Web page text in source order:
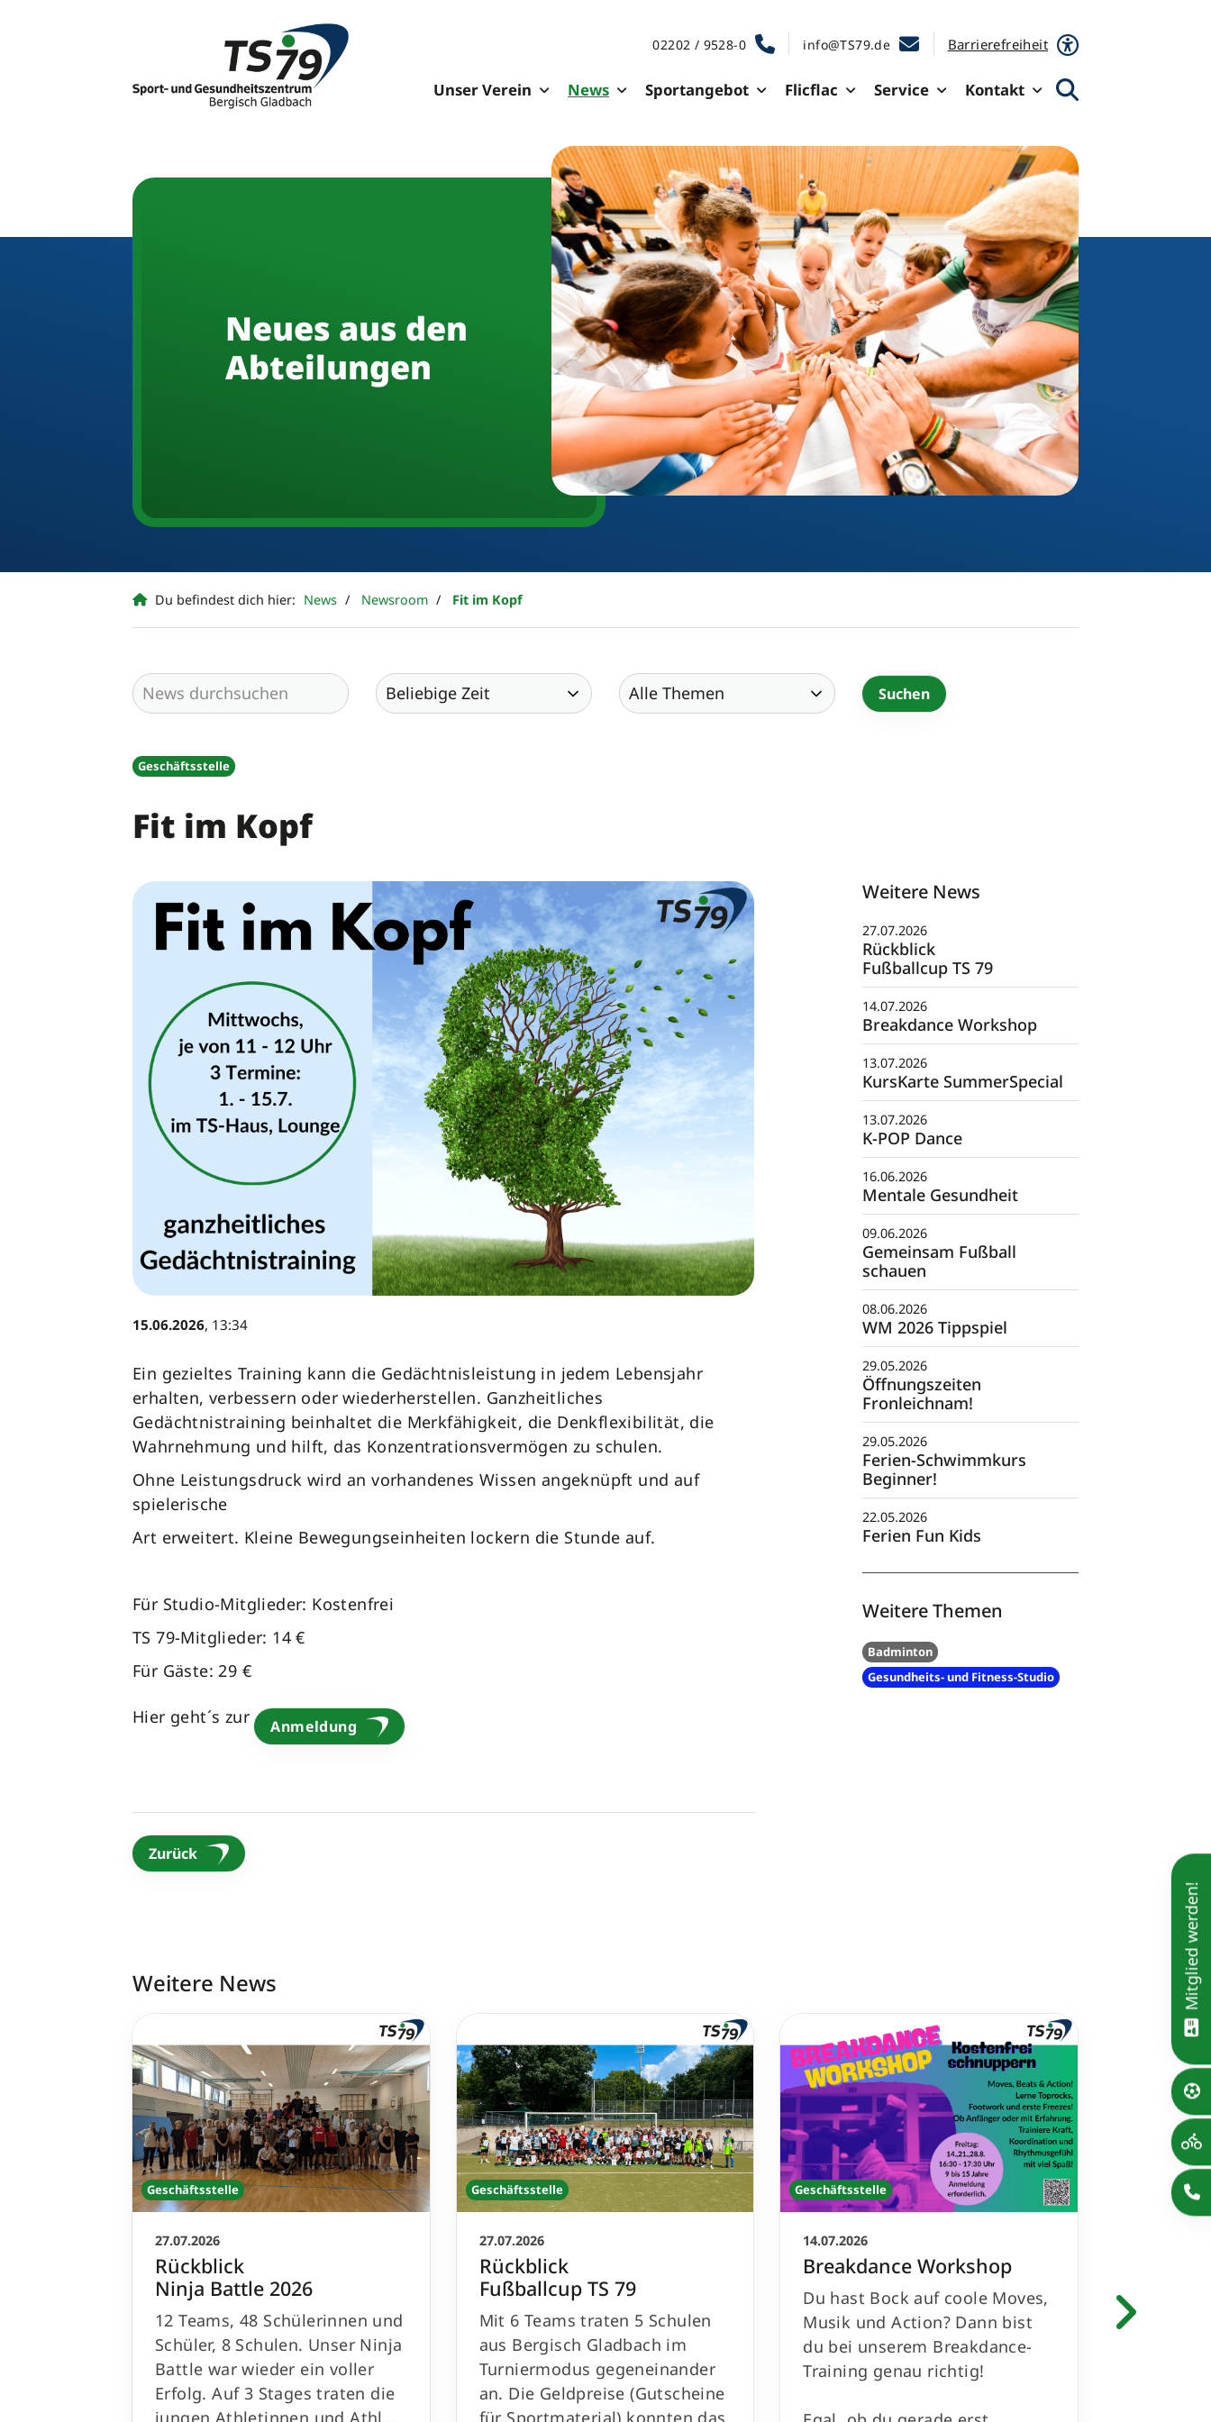
02202 / 9528-0 info@TS79.de Barrierefreiheit
Unser Verein News Sportangebot Flicflac Service Kontakt
Neues aus den
Abteilungen
Du befindest dich hier: News Newsroom Fit im Kopf
Geschäftsstelle
Fit im Kopf
15.06.2026, 13:34
Ein gezieltes Training kann die Gedächtnisleistung in jedem Lebensjahr
erhalten, verbessern oder wiederherstellen. Ganzheitliches
Gedächtnistraining beinhaltet die Merkfähigkeit, die Denkflexibilität, die
Wahrnehmung und hilft, das Konzentrationsvermögen zu schulen.
Ohne Leistungsdruck wird an vorhandenes Wissen angeknüpft und auf
spielerische
Art erweitert. Kleine Bewegungseinheiten lockern die Stunde auf.
Für Studio-Mitglieder: Kostenfrei
TS 79-Mitglieder: 14 €
Für Gäste: 29 €
Hier geht´s zur Anmeldung
Zurück
Weitere News
27.07.2026
Rückblick
Fußballcup TS 79
14.07.2026
Breakdance Workshop
13.07.2026
KursKarte SummerSpecial
13.07.2026
K-POP Dance
16.06.2026
Mentale Gesundheit
09.06.2026
Gemeinsam Fußball
schauen
08.06.2026
WM 2026 Tippspiel
29.05.2026
Öffnungszeiten
Fronleichnam!
29.05.2026
Ferien-Schwimmkurs
Beginner!
22.05.2026
Ferien Fun Kids
Weitere Themen
Badminton
Gesundheits- und Fitness-Studio
Weitere News
Geschäftsstelle
27.07.2026
Rückblick
Ninja Battle 2026
12 Teams, 48 Schülerinnen und
Schüler, 8 Schulen. Unser Ninja
Battle war wieder ein voller
Erfolg. Auf 3 Stages traten die
Geschäftsstelle
27.07.2026
Rückblick
Fußballcup TS 79
Mit 6 Teams traten 5 Schulen
aus Bergisch Gladbach im
Turniermodus gegeneinander
an. Die Geldpreise (Gutscheine
Geschäftsstelle
14.07.2026
Breakdance Workshop
Du hast Bock auf coole Moves,
Musik und Action? Dann bist
du bei unserem Breakdance-
Training genau richtig!
Geschäftsstelle
Bleib
Mitglied werden!